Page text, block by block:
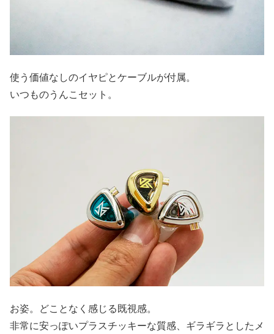
使う価値なしのイヤピとケーブルが付属。
いつものうんこセット。
お姿。どことなく感じる既視感。
非常に安っぽいプラスチッキーな質感、ギラギラとしたメ